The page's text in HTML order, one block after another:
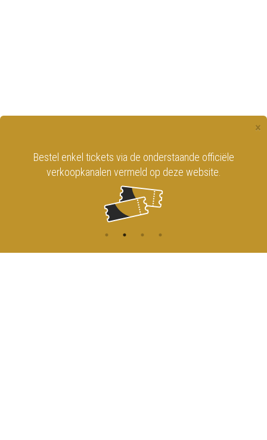
×
Bestel enkel tickets via de onderstaande officiële
verkoopkanalen vermeld op deze website.